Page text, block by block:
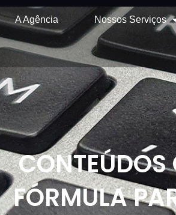
A Agência Nossos Serviços
FÓRMULA